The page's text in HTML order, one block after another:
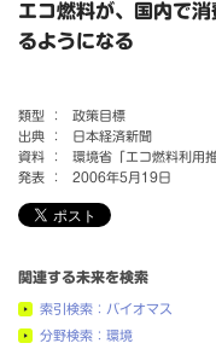
エコ燃料が、国内で
るようになる
類型 ：
政策目標
出典 ：
日本経済新聞
資料 ：
環境省「エコ燃料利用
発表 ：
2006年5月19日
関連する未来を検索
索引検索：バイオマス
分野検索：環境